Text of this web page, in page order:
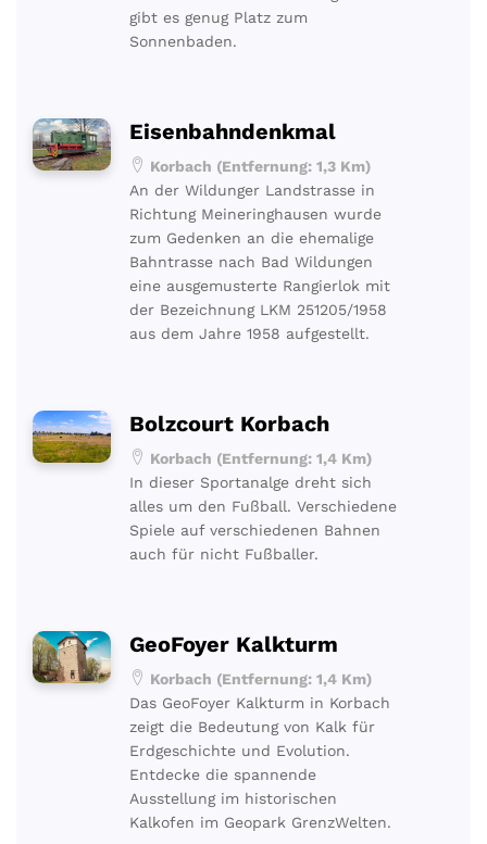
gibt es genug Platz zum
Sonnenbaden.
Eisenbahndenkmal
Korbach (Entfernung: 1,3 Km)
An der Wildunger Landstrasse in
Richtung Meineringhausen wurde
zum Gedenken an die ehemalige
Bahntrasse nach Bad Wildungen
eine ausgemusterte Rangierlok mit
der Bezeichnung LKM 251205/1958
aus dem Jahre 1958 aufgestellt.
Bolzcourt Korbach
Korbach (Entfernung: 1,4 Km)
In dieser Sportanalge dreht sich
alles um den Fußball. Verschiedene
Spiele auf verschiedenen Bahnen
auch für nicht Fußballer.
GeoFoyer Kalkturm
Korbach (Entfernung: 1,4 Km)
Das GeoFoyer Kalkturm in Korbach
zeigt die Bedeutung von Kalk für
Erdgeschichte und Evolution.
Entdecke die spannende
Ausstellung im historischen
Kalkofen im Geopark GrenzWelten.